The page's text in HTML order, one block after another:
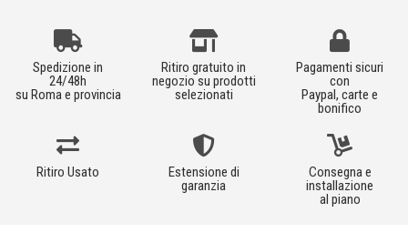
Spedizione in
24/48h
su Roma e provincia
Ritiro gratuito in
negozio su prodotti
selezionati
Pagamenti sicuri
con
Paypal, carte e
bonifico
Ritiro Usato
Estensione di
garanzia
Consegna e
installazione
al piano